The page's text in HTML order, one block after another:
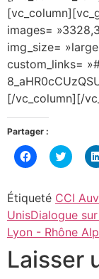
images=
img_size=
custom_links=
[/vc_column][/
Partager :
Cliquez
pour
Facebook(ouvre
dans
une
nouvelle
fenêtre)
Cliquez
pour
dans
une
Étiqueté CCI
UnisDialogue
Lyon - Rhône
Laisser